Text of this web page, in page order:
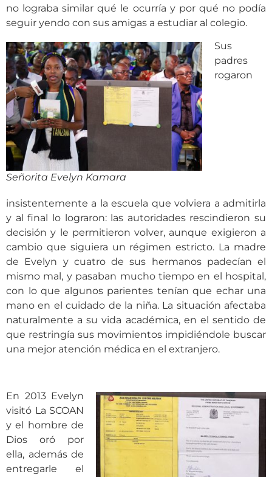
no lograba similar qué le ocurría y por qué no podía
seguir yendo con sus amigas a estudiar al colegio.
Señorita Evelyn Kamara
Sus
padres
rogaron
insistentemente a la escuela que volviera a admitirla
y al final lo lograron: las autoridades rescindieron su
decisión y le permitieron volver, aunque exigieron a
cambio que siguiera un régimen estricto. La madre
de Evelyn y cuatro de sus hermanos padecían el
mismo mal, y pasaban mucho tiempo en el hospital,
con lo que algunos parientes tenían que echar una
mano en el cuidado de la niña. La situación afectaba
naturalmente a su vida académica, en el sentido de
que restringía sus movimientos impidiéndole buscar
una mejor atención médica en el extranjero.
En 2013 Evelyn
visitó La SCOAN
y el hombre de
Dios oró por
ella, además de
entregarle el